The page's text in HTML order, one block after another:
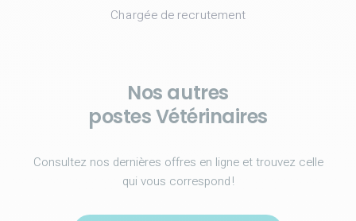
Chargée de recrutement
Nos autres
postes Vétérinaires
Consultez nos dernières offres en ligne et trouvez celle
qui vous correspond !